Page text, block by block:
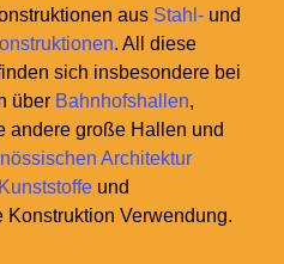
aus Stahl- und
. All diese
sich insbesondere bei
über Bahnhofshallen,
andere große Hallen und
Architektur
Kunststoffe und
Konstruktion Verwendung.